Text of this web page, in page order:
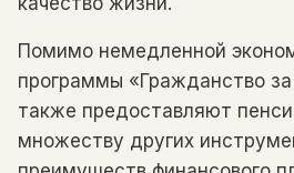
Помимо немедленной
программы «Гражданство
также предоставляют
множеству других